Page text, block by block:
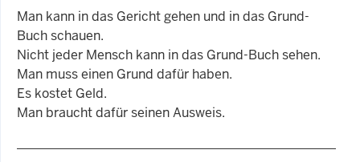
Man kann in das Gericht gehen und in das Grund-
Buch schauen.
Nicht jeder Mensch kann in das Grund-Buch sehen.
Man muss einen Grund dafür haben.
Es kostet Geld.
Man braucht dafür seinen Ausweis.